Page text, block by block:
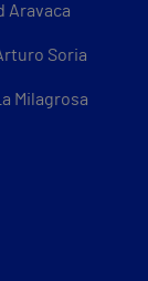
Aravaca
Soria
Milagrosa